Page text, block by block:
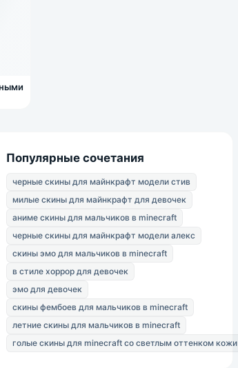
Популярные сочетания
черные скины для майнкрафт модели стив
милые скины для майнкрафт для девочек
аниме скины для мальчиков в minecraft
черные скины для майнкрафт модели алекс
скины эмо для мальчиков в minecraft
в стиле хоррор для девочек
эмо для девочек
скины фембоев для мальчиков в minecraft
летние скины для мальчиков в minecraft
голые скины для minecraft со светлым оттенком кожи